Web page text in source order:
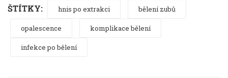
ŠTÍTKY: hnis po extrakci bělení zubů
opalescence komplikace bělení
infekce po bělení